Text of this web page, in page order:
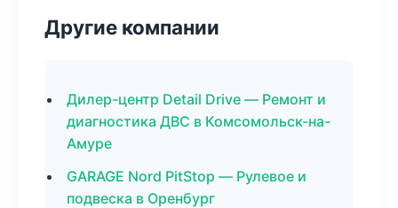
Другие компании
Дилер-центр Detail Drive — Ремонт и
диагностика ДВС в Комсомольск-на-
Амуре
GARAGE Nord PitStop — Рулевое и
подвеска в Оренбург